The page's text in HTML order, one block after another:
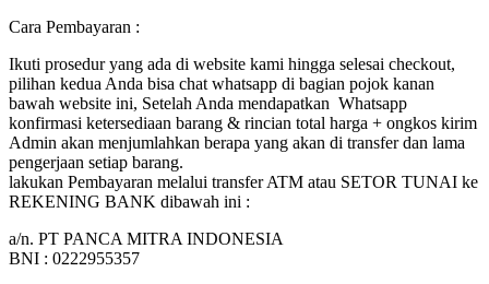
Cara Pembayaran :
Ikuti prosedur yang ada di website kami hingga selesai checkout,
pilihan kedua Anda bisa chat whatsapp di bagian pojok kanan
bawah website ini, Setelah Anda mendapatkan Whatsapp
konfirmasi ketersediaan barang & rincian total harga + ongkos kirim
Admin akan menjumlahkan berapa yang akan di transfer dan lama
pengerjaan setiap barang.
lakukan Pembayaran melalui transfer ATM atau SETOR TUNAI ke
REKENING BANK dibawah ini :
a/n. PT PANCA MITRA INDONESIA
BNI : 0222955357